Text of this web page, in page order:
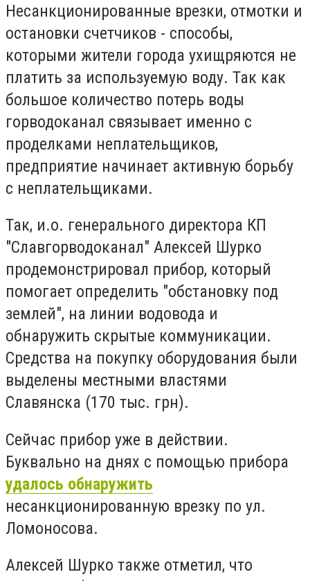
Несанкционированные врезки, отмотки и
остановки счетчиков - способы,
которыми жители города ухищряются не
платить за используемую воду. Так как
большое количество потерь воды
горводоканал связывает именно с
проделками неплательщиков,
предприятие начинает активную борьбу
с неплательщиками.
Так, и.о. генерального директора КП
"Славгорводоканал" Алексей Шурко
продемонстрировал прибор, который
помогает определить "обстановку под
землей", на линии водовода и
обнаружить скрытые коммуникации.
Средства на покупку оборудования были
выделены местными властями
Славянска (170 тыс. грн).
Сейчас прибор уже в действии.
Буквально на днях с помощью прибора
удалось обнаружить
несанкционированную врезку по ул.
Ломоносова.
Алексей Шурко также отметил, что